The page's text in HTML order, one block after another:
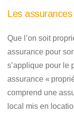
Les assurances
Que l’on soit
assurance pour
s’applique pour le
assurance «
comprend une
local mis en